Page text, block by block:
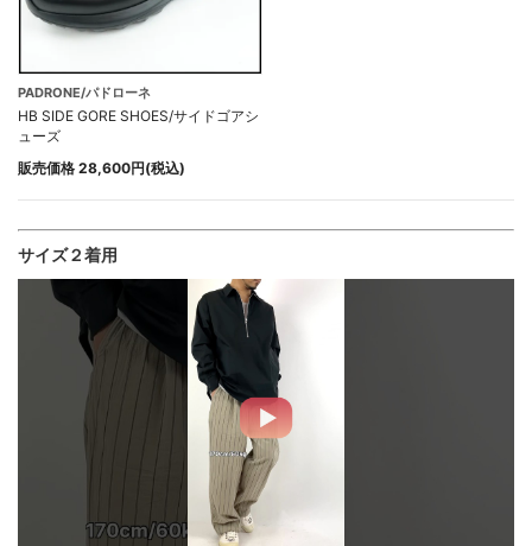
PADRONE/パドローネ
HB SIDE GORE SHOES/サイドゴアシ
ューズ
販売価格 28,600円(税込)
サイズ２着用